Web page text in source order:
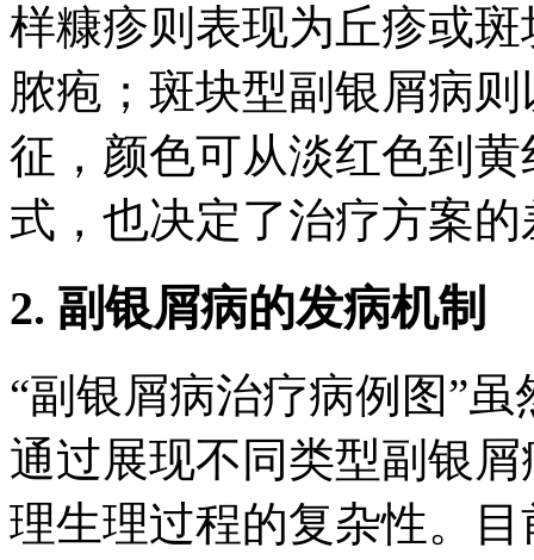
样糠疹则表现为丘疹或
脓疱；斑块型副银屑病
征，颜色可从淡红色到
式，也决定了治疗方案的
2. 副银屑病的发病机制
“副银屑病治疗病例图”
通过展现不同类型副银
理生理过程的复杂性。